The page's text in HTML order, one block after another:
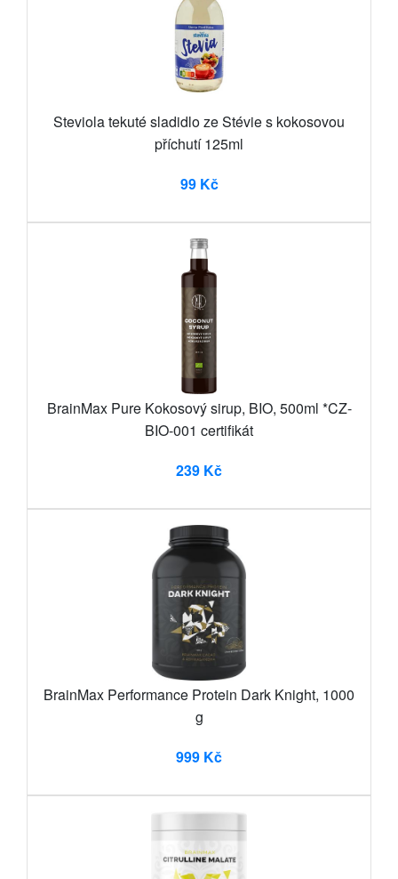
Steviola tekuté sladidlo ze Stévie s kokosovou
příchutí 125ml
99 Kč
BrainMax Pure Kokosový sirup, BIO, 500ml *CZ-
BIO-001 certifikát
239 Kč
BrainMax Performance Protein Dark Knight, 1000
g
999 Kč